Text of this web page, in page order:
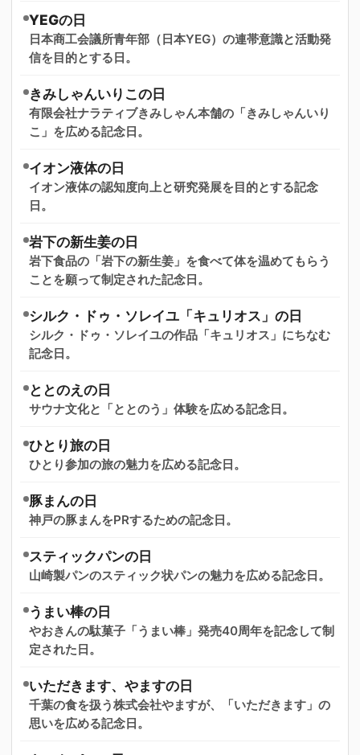
YEGの日
日本商工会議所青年部（日本YEG）の連帯意識と活動発
信を目的とする日。
きみしゃんいりこの日
有限会社ナラティブきみしゃん本舗の「きみしゃんいり
こ」を広める記念日。
イオン液体の日
イオン液体の認知度向上と研究発展を目的とする記念
日。
岩下の新生姜の日
岩下食品の「岩下の新生姜」を食べて体を温めてもらう
ことを願って制定された記念日。
シルク・ドゥ・ソレイユ「キュリオス」の日
シルク・ドゥ・ソレイユの作品「キュリオス」にちなむ
記念日。
ととのえの日
サウナ文化と「ととのう」体験を広める記念日。
ひとり旅の日
ひとり参加の旅の魅力を広める記念日。
豚まんの日
神戸の豚まんをPRするための記念日。
スティックパンの日
山崎製パンのスティック状パンの魅力を広める記念日。
うまい棒の日
やおきんの駄菓子「うまい棒」発売40周年を記念して制
定された日。
いただきます、やますの日
千葉の食を扱う株式会社やますが、「いただきます」の
思いを広める記念日。